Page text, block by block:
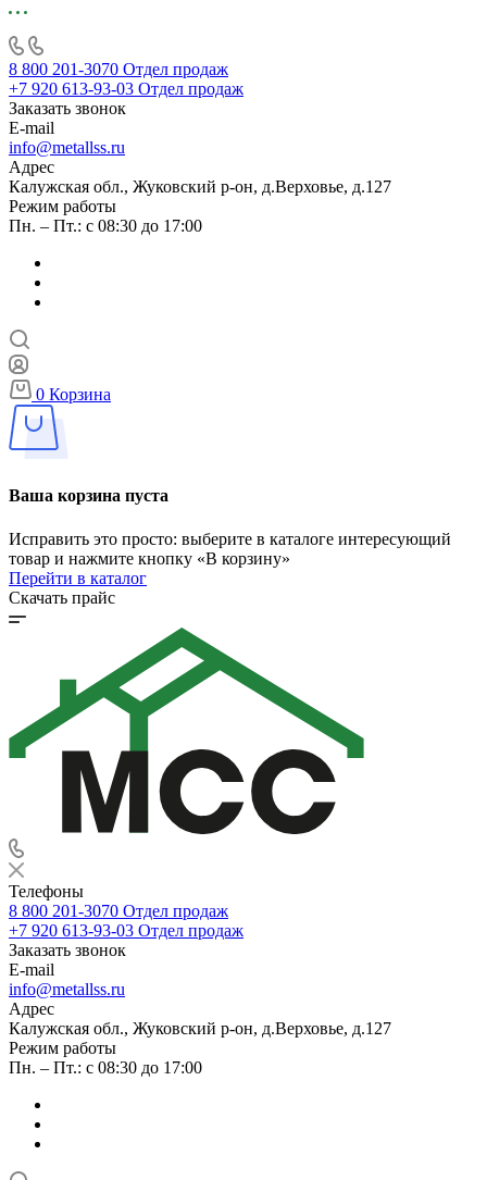
8 800 201-3070 Отдел продаж
+7 920 613-93-03 Отдел продаж
Заказать звонок
E-mail
info@metallss.ru
Адрес
Калужская обл., Жуковский р-он, д.Верховье, д.127
Режим работы
Пн. – Пт.: с 08:30 до 17:00
0 Корзина
Ваша корзина пуста
Исправить это просто: выберите в каталоге интересующий
товар и нажмите кнопку «В корзину»
Перейти в каталог
Скачать прайс
Телефоны
8 800 201-3070 Отдел продаж
+7 920 613-93-03 Отдел продаж
Заказать звонок
E-mail
info@metallss.ru
Адрес
Калужская обл., Жуковский р-он, д.Верховье, д.127
Режим работы
Пн. – Пт.: с 08:30 до 17:00